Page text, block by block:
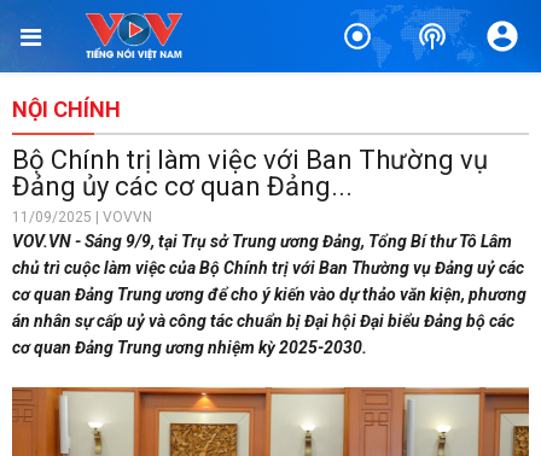
NỘI CHÍNH
Bộ Chính trị làm việc với Ban Thường vụ
Đảng ủy các cơ quan Đảng...
11/09/2025 | VOVVN
VOV.VN - Sáng 9/9, tại Trụ sở Trung ương Đảng, Tổng Bí thư Tô Lâm
chủ trì cuộc làm việc của Bộ Chính trị với Ban Thường vụ Đảng uỷ các
cơ quan Đảng Trung ương để cho ý kiến vào dự thảo văn kiện, phương
án nhân sự cấp uỷ và công tác chuẩn bị Đại hội Đại biểu Đảng bộ các
cơ quan Đảng Trung ương nhiệm kỳ 2025-2030.